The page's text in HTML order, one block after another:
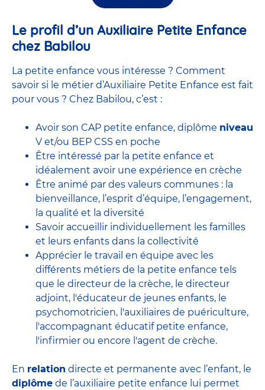
Le profil d’un Auxiliaire Petite Enfance
chez Babilou
La petite enfance vous intéresse ? Comment
savoir si le métier d’Auxiliaire Petite Enfance est fait
pour vous ? Chez Babilou, c’est :
Avoir son CAP petite enfance, diplôme niveau
V et/ou BEP CSS en poche
Être intéressé par la petite enfance et
idéalement avoir une expérience en crèche
Être animé par des valeurs communes : la
bienveillance, l’esprit d’équipe, l’engagement,
la qualité et la diversité
Savoir accueillir individuellement les familles
et leurs enfants dans la collectivité
Apprécier le travail en équipe avec les
différents métiers de la petite enfance tels
que le directeur de la crèche, le directeur
adjoint, l'éducateur de jeunes enfants, le
psychomotricien, l'auxiliaires de puériculture,
l'accompagnant éducatif petite enfance,
l'infirmier ou encore l'agent de crèche.
En relation directe et permanente avec l’enfant, le
diplôme de l’auxiliaire petite enfance lui permet